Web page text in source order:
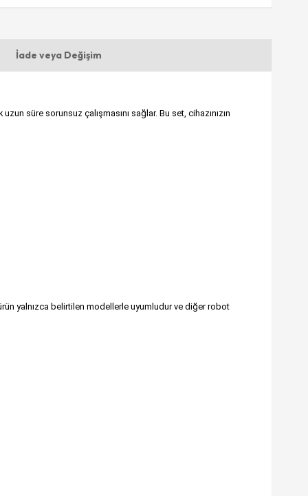
İade veya Değişim
süre sorunsuz çalışmasını sağlar. Bu set, cihazınızın
yalnızca belirtilen modellerle uyumludur ve diğer robot